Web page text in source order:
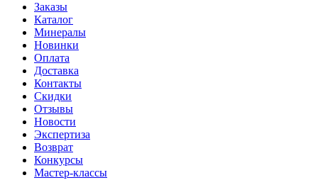
Заказы
Каталог
Минералы
Новинки
Оплата
Доставка
Контакты
Скидки
Отзывы
Новости
Экспертиза
Возврат
Конкурсы
Мастер-классы